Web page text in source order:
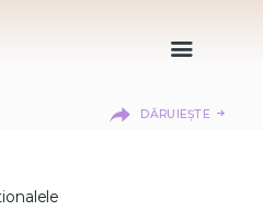
DĂRUIEȘTE